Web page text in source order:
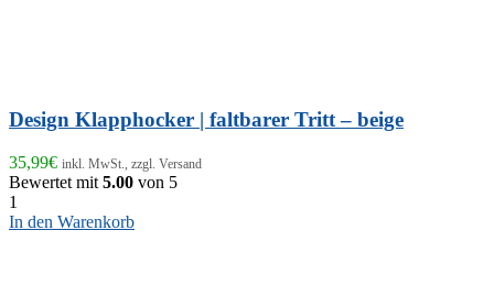
Design Klapphocker | faltbarer Tritt – beige
35,99€ inkl. MwSt., zzgl. Versand
Bewertet mit 5.00 von 5
1
In den Warenkorb